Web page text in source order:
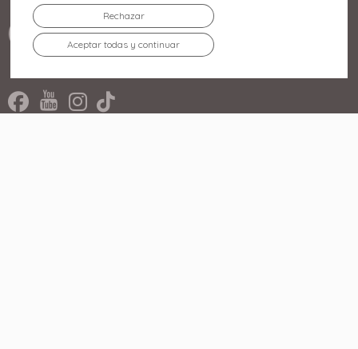
Aceptar todas y continuar
Rechazar